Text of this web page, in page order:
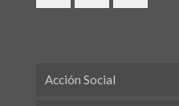
Acción Social